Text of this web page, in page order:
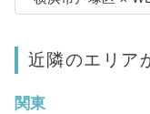
近隣のエリア
関東